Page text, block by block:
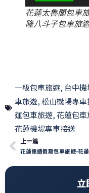
花蓮太魯閣包車
隆八斗子包車旅
一級包車旅遊, 台中
車旅遊,松山機場專車
蓮包車旅遊,花蓮包
花蓮機場專車接送
上一篇
立